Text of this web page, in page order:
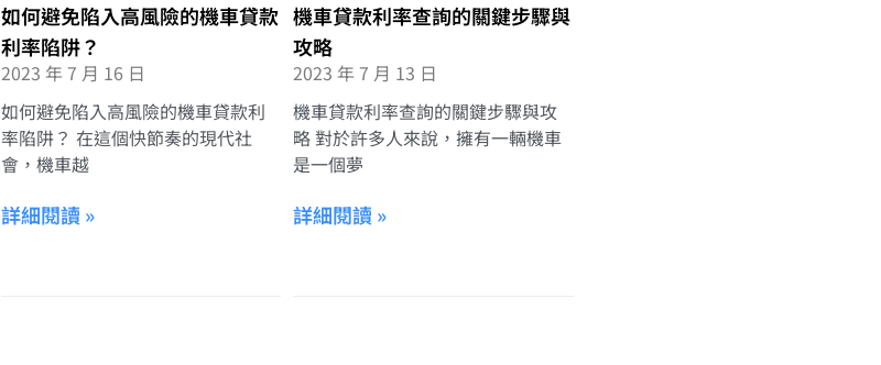
如何避免陷入高風險的機車貸款
利率陷阱？
2023 年 7 月 16 日
如何避免陷入高風險的機車貸款利
率陷阱？ 在這個快節奏的現代社
會，機車越
詳細閱讀 »
機車貸款利率查詢的關鍵步驟與
攻略
2023 年 7 月 13 日
機車貸款利率查詢的關鍵步驟與攻
略 對於許多人來說，擁有一輛機車
是一個夢
詳細閱讀 »